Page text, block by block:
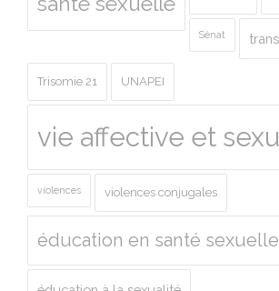
Sénat
Trisomie 21 UNAPEI
vie affective et
violences violences conjugales
éducation en santé sexuelle